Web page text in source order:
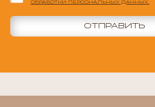
ОБРАБОТКИ ПЕРСОНАЛЬНЫХ ДАННЫХ.
ОТПРАВИТЬ